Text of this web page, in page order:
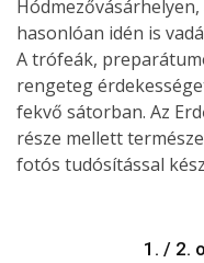
hasonlóan idén is
A trófeák,
rengeteg
fekvő sátorban. Az
része mellett
fotós tudósítással
1. / 2.